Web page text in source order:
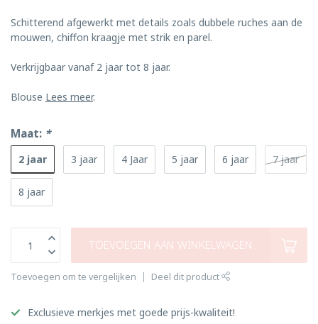
Schitterend afgewerkt met details zoals dubbele ruches aan de
mouwen, chiffon kraagje met strik en parel.
Verkrijgbaar vanaf 2 jaar tot 8 jaar.
Blouse Lees meer.
Maat: *
2 jaar 3 jaar 4 Jaar 5 jaar 6 jaar 7 jaar
8 jaar
TOEVOEGEN AAN WINKELWAGEN
Toevoegen om te vergelijken Deel dit product
Exclusieve merkjes met goede prijs-kwaliteit!